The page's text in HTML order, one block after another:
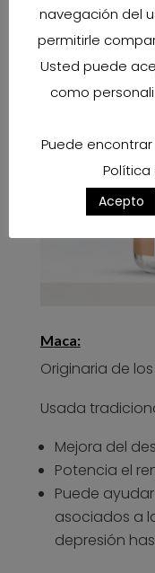
Maca:
Originaria de
Usada
Mejora del
Potencia el
Puede
asociados a
depresión
navegación del
permitirle
Usted puede
como
Puede
Política
Acepto